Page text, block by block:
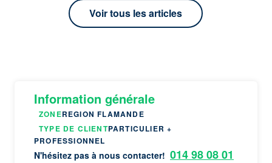
Voir tous les articles
Information générale
ZONEREGION FLAMANDE
TYPE DE CLIENTPARTICULIER +
PROFESSIONNEL
N'hésitez pas à nous contacter! 014 98 08 01